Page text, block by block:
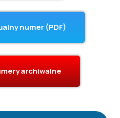
numer (PDF)
archiwalne